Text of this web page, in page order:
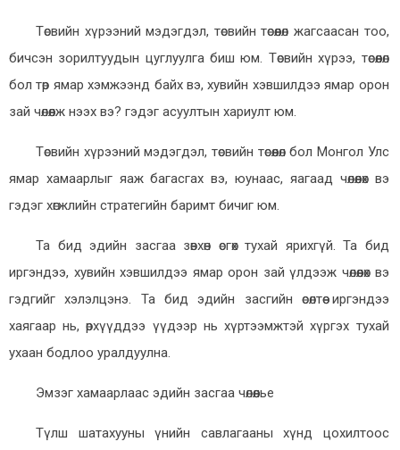
Төсвийн хүрээний мэдэгдэл, төсвийн төсөөлөл жагсаасан тоо,
бичсэн зорилтуудын цуглуулга биш юм. Төсвийн хүрээ, төсөөлөл
бол төр ямар хэмжээнд байх вэ, хувийн хэвшилдээ ямар орон
зай чөлөөлж нээх вэ? гэдэг асуултын хариулт юм.
Төсвийн хүрээний мэдэгдэл, төсвийн төсөөлөл бол Монгол Улс
ямар хамаарлыг яаж багасгах вэ, юунаас, яагаад чөлөөлөх вэ
гэдэг хөгжлийн стратегийн баримт бичиг юм.
Та бид эдийн засгаа зөвхөн өсгөх тухай ярихгүй. Та бид
иргэндээ, хувийн хэвшилдээ ямар орон зай үлдээж чөлөөлөх вэ
гэдгийг хэлэлцэнэ. Та бид эдийн засгийн өсөлтөө иргэндээ
хаягаар нь, өрхүүддээ үүдээр нь хүртээмжтэй хүргэх тухай
ухаан бодлоо уралдуулна.
Эмзэг хамаарлаас эдийн засгаа чөлөөлье
Түлш шатахууны үнийн савлагааны хүнд цохилтоос